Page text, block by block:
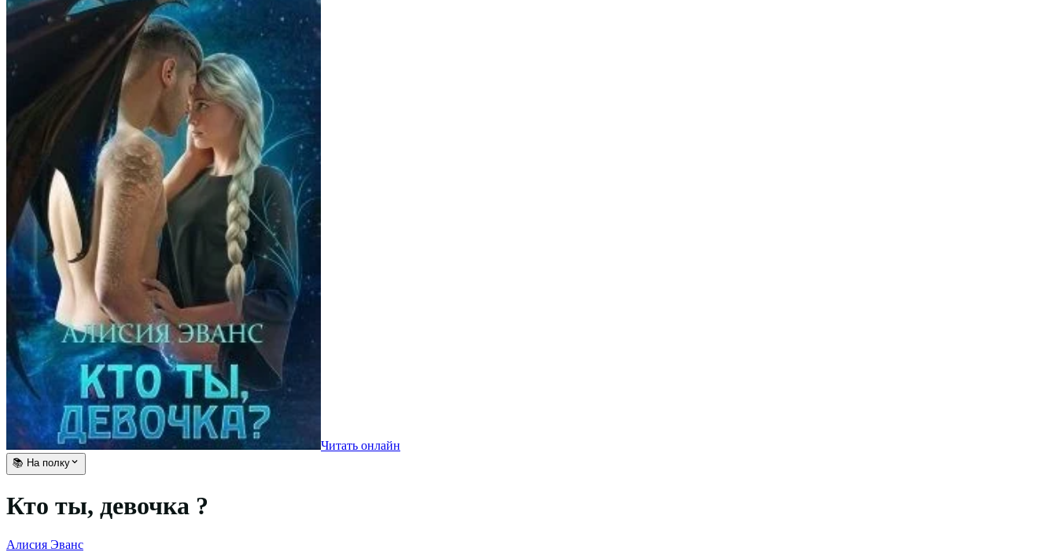
Читать онлайн
📚 На полку
Кто ты, девочка ?
Алисия Эванс